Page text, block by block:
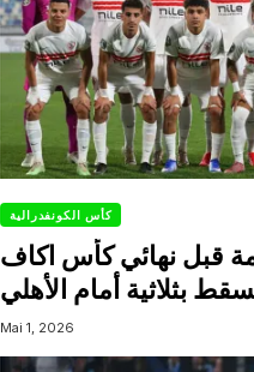
كأس الكونفدرالية
قبل نهائي كأس اكاف
Mai 1, 2026